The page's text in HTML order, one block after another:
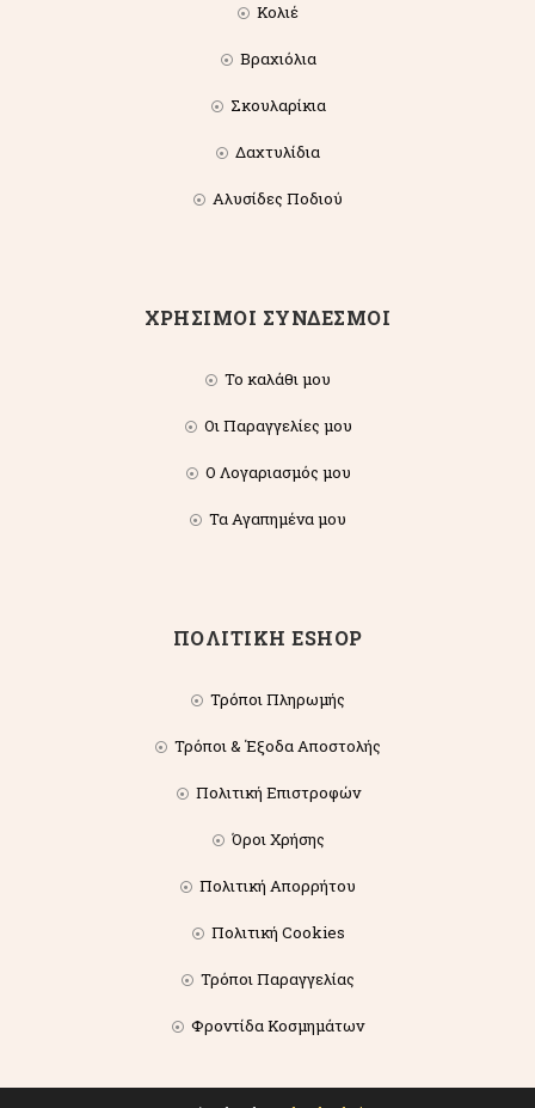
Κολιέ
Βραχιόλια
Σκουλαρίκια
Δαχτυλίδια
Αλυσίδες Ποδιού
ΧΡΗΣΙΜΟΙ ΣΥΝΔΕΣΜΟΙ
Το καλάθι μου
Οι Παραγγελίες μου
Ο Λογαριασμός μου
Τα Αγαπημένα μου
ΠΟΛΙΤΙΚΗ ESHOP
Τρόποι Πληρωμής
Τρόποι & Έξοδα Αποστολής
Πολιτική Επιστροφών
Όροι Χρήσης
Πολιτική Απορρήτου
Πολιτική Cookies
Τρόποι Παραγγελίας
Φροντίδα Κοσμημάτων